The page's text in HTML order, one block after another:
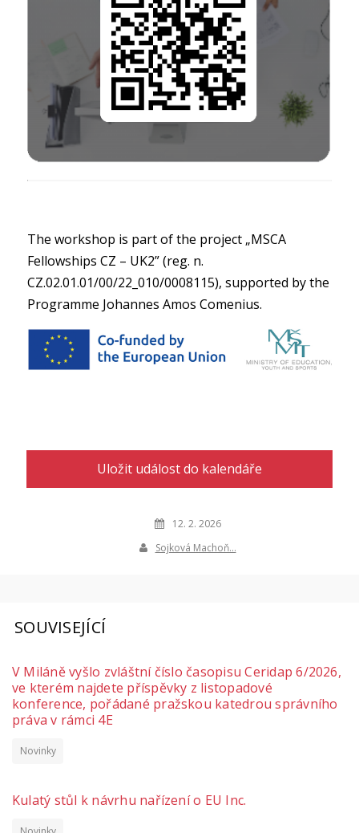
The workshop is part of the project „MSCA
Fellowships CZ – UK2” (reg. n.
CZ.02.01.01/00/22_010/0008115), supported by the
Programme Johannes Amos Comenius.
Uložit událost do kalendáře
12. 2. 2026
Sojková Machoň…
SOUVISEJÍCÍ
V Miláně vyšlo zvláštní číslo časopisu Ceridap 6/2026,
ve kterém najdete příspěvky z listopadové
konference, pořádané pražskou katedrou správního
práva v rámci 4E
Novinky
Kulatý stůl k návrhu nařízení o EU Inc.